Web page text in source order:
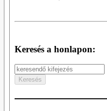
Keresés a honlapon: